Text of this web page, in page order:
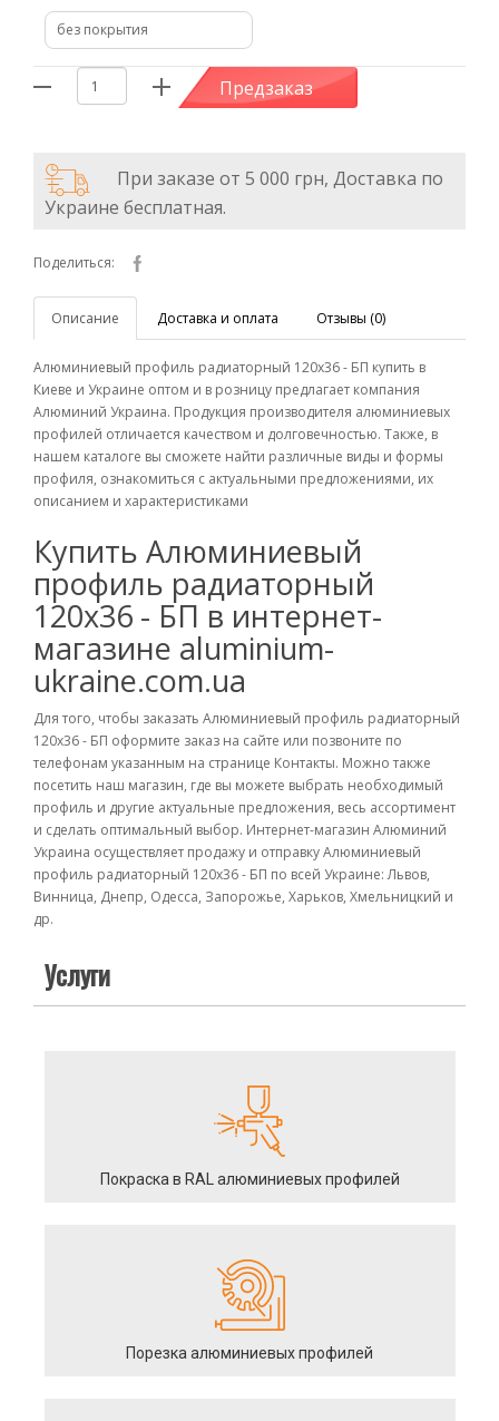
без покрытия
Предзаказ
При заказе от 5 000 грн, Доставка по
Украине бесплатная.
Поделиться:
Описание Доставка и оплата Отзывы (0)
Алюминиевый профиль радиаторный 120х36 - БП купить в
Киеве и Украине оптом и в розницу предлагает компания
Алюминий Украина. Продукция производителя алюминиевых
профилей отличается качеством и долговечностью. Также, в
нашем каталоге вы сможете найти различные виды и формы
профиля, ознакомиться с актуальными предложениями, их
описанием и характеристиками
Купить Алюминиевый
профиль радиаторный
120х36 - БП в интернет-
магазине aluminium-
ukraine.com.ua
Для того, чтобы заказать Алюминиевый профиль радиаторный
120х36 - БП оформите заказ на сайте или позвоните по
телефонам указанным на странице Контакты. Можно также
посетить наш магазин, где вы можете выбрать необходимый
профиль и другие актуальные предложения, весь ассортимент
и сделать оптимальный выбор. Интернет-магазин Алюминий
Украина осуществляет продажу и отправку Алюминиевый
профиль радиаторный 120х36 - БП по всей Украине: Львов,
Винница, Днепр, Одесса, Запорожье, Харьков, Хмельницкий и
др.
Услуги
Покраска в RAL алюминиевых профилей
Порезка алюминиевых профилей